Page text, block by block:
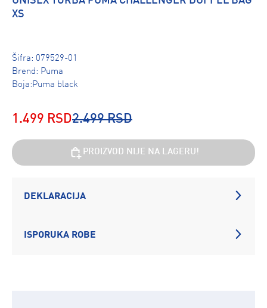
XS
Šifra: 079529-01
Brend: Puma
Boja:Puma black
1.499 RSD2.499 RSD
PROIZVOD NIJE NA LAGERU!
DEKLARACIJA
ISPORUKA ROBE